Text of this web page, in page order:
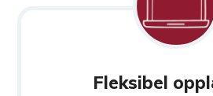
Fleksibel